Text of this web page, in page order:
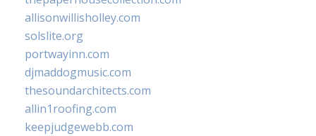
allisonwillisholley.com
solslite.org
portwayinn.com
djmaddogmusic.com
thesoundarchitects.com
allin1roofing.com
keepjudgewebb.com